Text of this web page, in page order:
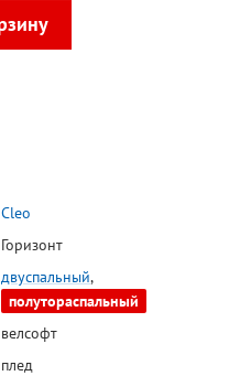
Cleo
Горизонт
двуспальный,
полутораспальный
велсофт
плед